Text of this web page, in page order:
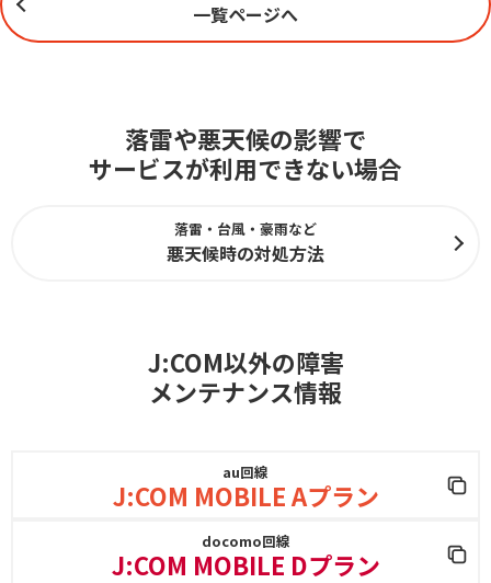
一覧ページへ
落雷や悪天候の影響で
サービスが利用できない場合
落雷・台風・豪雨など
悪天候時の対処方法
J:COM以外の障害
メンテナンス情報
au回線
J:COM MOBILE Aプラン
docomo回線
J:COM MOBILE Dプラン